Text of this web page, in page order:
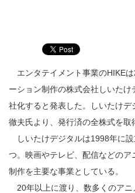
エンタテイメント事業のHIKE
ーション制作の株式会社しいた
社化すると発表した。しいたけ
徹夫氏より、発行済の全株式を取
しいたけデジタルは1998年に
つ。映画やテレビ、配信などの
制作を主要な事業としている。
20年以上に渡り、数多くのアニ